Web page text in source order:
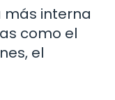
más interna
como el
el